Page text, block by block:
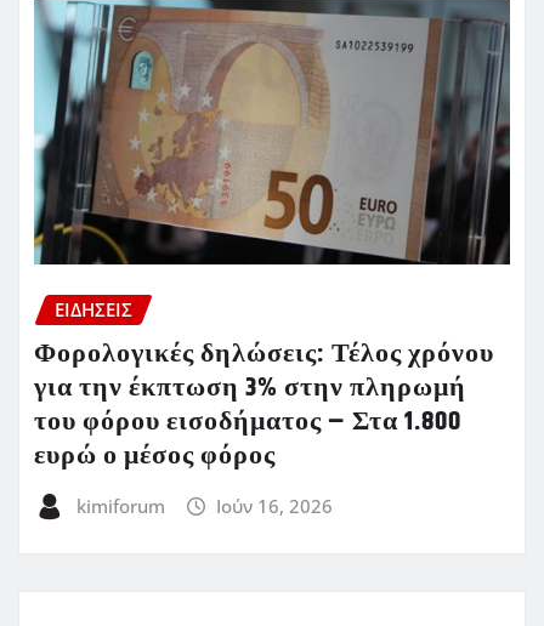
ΕΙΔΗΣΕΙΣ
Φορολογικές δηλώσεις: Τέλος χρόνου
για την έκπτωση 3% στην πληρωμή
του φόρου εισοδήματος – Στα 1.800
ευρώ ο μέσος φόρος
kimiforum Ιούν 16, 2026